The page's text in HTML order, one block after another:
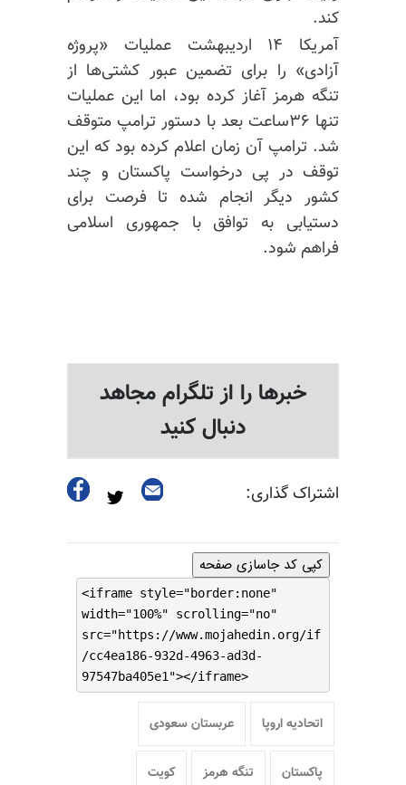
کند.
آمریکا ۱۴ اردیبهشت عملیات «پروژه
آزادی» را برای تضمین عبور کشتی‌ها از
تنگه هرمز آغاز کرده بود، اما این عملیات
تنها ۳۶ساعت بعد با دستور ترامپ متوقف
شد. ترامپ آن زمان اعلام کرده بود که این
توقف در پی درخواست پاکستان و چند
کشور دیگر انجام شده تا فرصت برای
دستیابی به توافق با جمهوری اسلامی
فراهم شود.
خبرها را از تلگرام مجاهد
دنبال کنید
اشتراک گذاری:
کپی کد جاسازی صفحه
<iframe style="border:none"
width="100%" scrolling="no"
src="https://www.mojahedin.org/if
/cc4ea186-932d-4963-ad3d-
97547ba405e1"></iframe>
اتحادیه اروپا عربستان سعودی
پاکستان تنگه هرمز کویت